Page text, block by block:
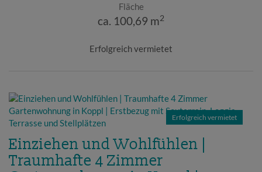
Fläche
ca. 100,69 m2
Erfolgreich vermietet
Erfolgreich vermietet
Einziehen und Wohlfühlen |
Traumhafte 4 Zimmer